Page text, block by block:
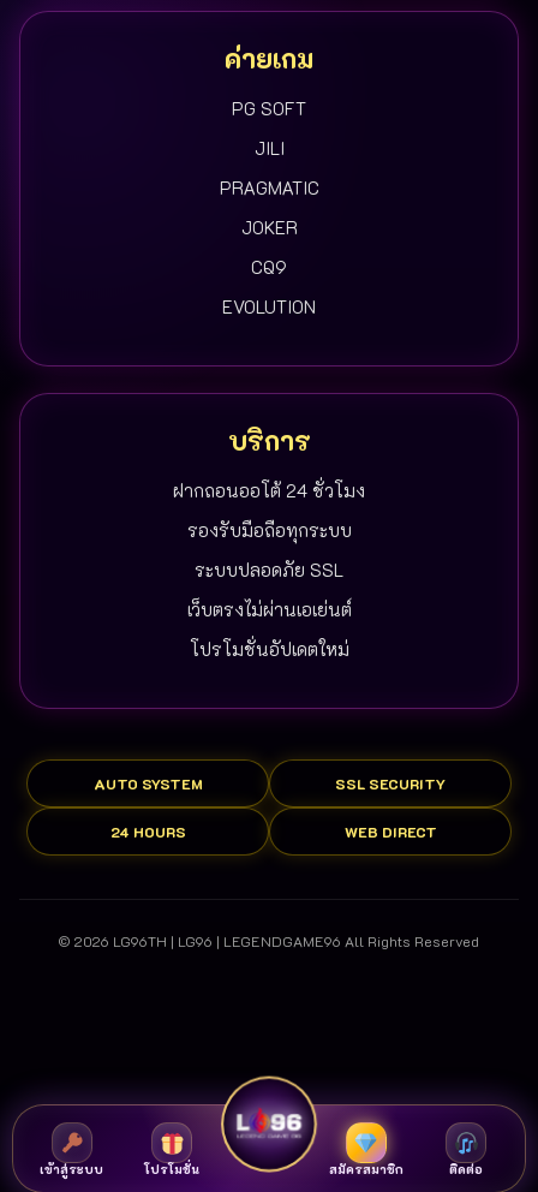
ค่ายเกม
PG SOFT
JILI
PRAGMATIC
JOKER
CQ9
EVOLUTION
บริการ
ฝากถอนออโต้ 24 ชั่วโมง
รองรับมือถือทุกระบบ
ระบบปลอดภัย SSL
เว็บตรงไม่ผ่านเอเย่นต์
โปรโมชั่นอัปเดตใหม่
AUTO SYSTEM SSL SECURITY
24 HOURS WEB DIRECT
© 2026 LG96TH | LG96 | LEGENDGAME96 All Rights Reserved
เข้าสู่ระบบ โปรโมชั่น สมัครสมาชิก ติดต่อ